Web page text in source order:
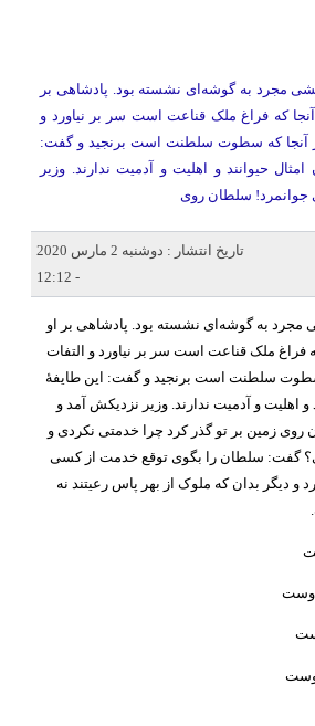
مجرد به گوشه‌ای نشسته بود. پادشاهی بر
که فراغ ملک قناعت است سر بر نیاورد و
آنجا که سطوت سلطنت است برنجید و گفت:
حیوانند و اهلیت و آدمیت ندارند. وزیر
جوانمرد! سلطان روی
تاریخ انتشار : دوشنبه 2 مارس 2020
- 12:12
به گوشه‌ای نشسته بود. پادشاهی بر او
فراغ ملک قناعت است سر بر نیاورد و التفات
سطوت سلطنت است برنجید و گفت: این طایفهٔ
و اهلیت و آدمیت ندارند. وزیر نزدیکش آمد و
زمین بر تو گذر کرد چرا خدمتی نکردی و
گفت: سلطان را بگوی توقع خدمت از کسی
و دیگر بدان که ملوک از بهر پاس رعیتند نه